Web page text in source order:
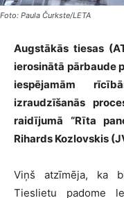
Foto: Paula Čurkste/LETA
Augstākās tiesas
ierosinātā pārbaude
iespējamām
izraudzīšanās
raidījumā “Rīta
Rihards Kozlovskis
Viņš atzīmēja, ka
Tieslietu padome